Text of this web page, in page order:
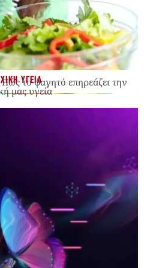
ΥΓΕΙΑ
το φαγητό επηρεάζει την
μας υγεία